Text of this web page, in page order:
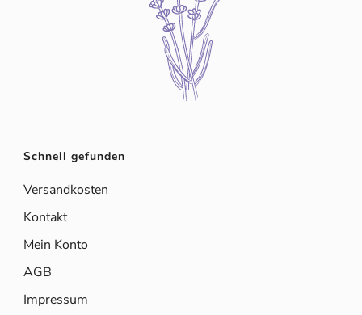
Schnell gefunden
Versandkosten
Kontakt
Mein Konto
AGB
Impressum